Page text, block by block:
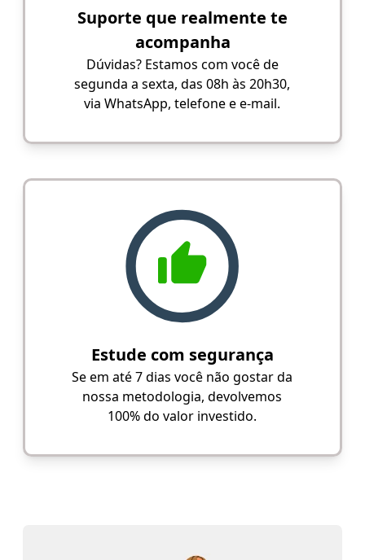
Suporte que realmente te
acompanha
Dúvidas? Estamos com você de
segunda a sexta, das 08h às 20h30,
via WhatsApp, telefone e e-mail.
Estude com segurança
Se em até 7 dias você não gostar da
nossa metodologia, devolvemos
100% do valor investido.